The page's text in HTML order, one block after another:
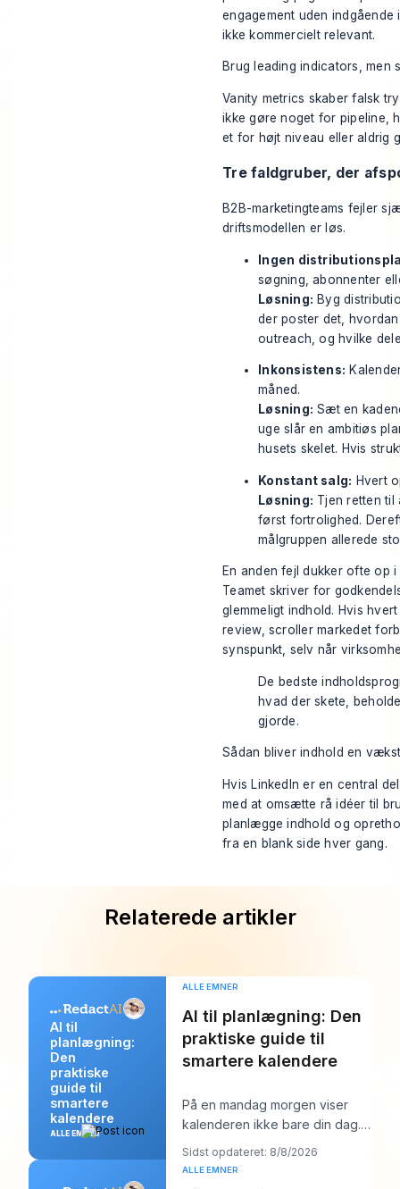
engagement uden
ikke kommercielt relevant.
Brug leading indicators, men
Vanity metrics skaber falsk
ikke gøre noget for pipeline,
et for højt niveau eller aldrig
Tre faldgruber, der
B2B-marketingteams fejler
driftsmodellen er løs.
Ingen
søgning, abonnenter
Løsning: Byg
der poster det,
outreach, og hvilke
Inkonsistens:
måned.
Løsning: Sæt en
uge slår en ambitiøs
husets skelet. Hvis
Konstant salg: Hvert
Løsning: Tjen retten til
først fortrolighed.
målgruppen allerede
En anden fejl dukker ofte op
Teamet skriver for
glemmeligt indhold. Hvis
review, scroller markedet
synspunkt, selv når
De bedste
hvad der skete,
gjorde.
Sådan bliver indhold en
Hvis LinkedIn er en central
med at omsætte rå idéer til
planlægge indhold og
fra en blank side hver gang.
Relaterede artikler
AI til
planlægning:
Den
praktiske
guide til
smartere
kalendere
ALLE EMNER
ALLE EMNER
AI til planlægning: Den
praktiske guide til
smartere kalendere
På en mandag morgen viser
kalenderen ikke bare din dag.
Den begynder at forhandle
med den. Du har én
Sidst opdateret: 8/8/2026
ALLE EMNER